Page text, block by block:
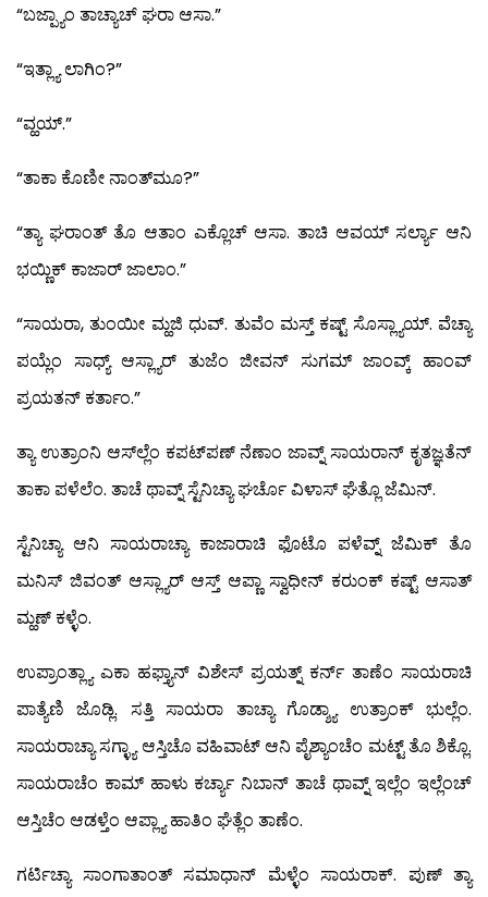
“ಬಜ್ಪ್ಯಾಂ ತಾಚ್ಯಾಚ್ ಘರಾ ಆಸಾ.”
“ಇತ್ಲ್ಯಾ ಲಾಗಿಂ?”
“ವ್ಹಯ್.”
“ತಾಕಾ ಕೊಣೀ ನಾಂತ್‍ಮೂ?”
“ತ್ಯಾ ಘರಾಂತ್ ತೊ ಆತಾಂ ಎಕ್ಲೊಚ್ ಆಸಾ. ತಾಚಿ ಆವಯ್ ಸರ್ಲ್ಯಾ ಆನಿ
ಭಯ್ಣಿಕ್ ಕಾಜಾರ್ ಜಾಲಾಂ.”
“ಸಾಯರಾ, ತುಂಯೀ ಮ್ಹಜಿ ಧುವ್. ತುವೆಂ ಮಸ್ತ್ ಕಷ್ಟ್ ಸೊಸ್ಲ್ಯಾಯ್. ವೆಚ್ಯಾ
ಪಯ್ಲೆಂ ಸಾಧ್ಯ್ ಆಸ್ಲ್ಯಾರ್ ತುಜೆಂ ಜೀವನ್ ಸುಗಮ್ ಜಾಂವ್ಕ್ ಹಾಂವ್
ಪ್ರಯತನ್ ಕರ್ತಾಂ.”
ತ್ಯಾ ಉತ್ರಾಂನಿ ಆಸ್‍ಲ್ಲೆಂ ಕಪಟ್‍ಪಣ್ ನೆಣಾಂ ಜಾವ್ನ್ ಸಾಯರಾನ್ ಕೃತಜ್ಞತೆನ್
ತಾಕಾ ಪಳೆಲೆಂ. ತಾಚೆ ಥಾವ್ನ್ ಸ್ಟೆನಿಚ್ಯಾ ಘರ್ಚೊ ವಿಳಾಸ್ ಘೆತ್ಲೊ ಜೆಮಿನ್.
ಸ್ಟೆನಿಚ್ಯಾ ಆನಿ ಸಾಯರಾಚ್ಯಾ ಕಾಜಾರಾಚಿ ಫೊಟೊ ಪಳೆವ್ನ್ ಜೆಮಿಕ್ ತೊ
ಮನಿಸ್ ಜಿವಂತ್ ಆಸ್ಲ್ಯಾರ್ ಆಸ್ತ್ ಆಪ್ಣಾ ಸ್ವಾಧೀನ್ ಕರುಂಕ್ ಕಷ್ಟ್ ಆಸಾತ್
ಮ್ಹಣ್ ಕಳ್ಳೆಂ.
ಉಪ್ರಾಂತ್ಲ್ಯಾ ಎಕಾ ಹಫ್ತ್ಯಾನ್ ವಿಶೇಸ್ ಪ್ರಯತ್ನ್ ಕರ್ನ್ ತಾಣೆಂ ಸಾಯರಾಚಿ
ಪಾತ್ಯೆಣಿ ಜೊಡ್ಲಿ. ಸತ್ತಿ ಸಾಯರಾ ತಾಚ್ಯಾ ಗೊಡ್ಶ್ಯಾ ಉತ್ರಾಂಕ್ ಭುಲ್ಲೆಂ.
ಸಾಯರಾಚ್ಯಾ ಸಗ್ಳ್ಯಾ ಆಸ್ತಿಚೊ ವಹಿವಾಟ್ ಆನಿ ಪೈಶ್ಯಾಂಚೆಂ ಮಟ್ಟ್ ತೊ ಶಿಕ್ಲೊ.
ಸಾಯರಾಚೆಂ ಕಾಮ್ ಹಾಳು ಕರ್ಚ್ಯಾ ನಿಬಾನ್ ತಾಚೆ ಥಾವ್ನ್ ಇಲ್ಲೆಂ ಇಲ್ಲೆಂಚ್
ಆಸ್ತಿಚೆಂ ಆಡಳ್ತೆಂ ಆಪ್ಲ್ಯಾ ಹಾತಿಂ ಘೆತ್ಲೆಂ ತಾಣೆಂ.
ಗರ್ಟಿಚ್ಯಾ ಸಾಂಗಾತಾಂತ್ ಸಮಾಧಾನ್ ಮೆಳ್ಳೆಂ ಸಾಯರಾಕ್. ಪುಣ್ ತ್ಯಾ